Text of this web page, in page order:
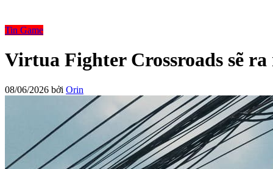
Tin Game
Virtua Fighter Crossroads sẽ
08/06/2026 bởi Orin